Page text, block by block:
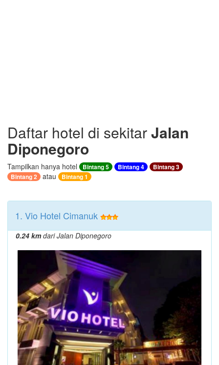
Daftar hotel di sekitarJalan
Diponegoro
Tampilkan hanya hotel Bintang 5 Bintang 4
Bintang 3
Bintang 2
atau Bintang 1
1. Vio Hotel Cimanuk
0.24 kmdari Jalan Diponegoro